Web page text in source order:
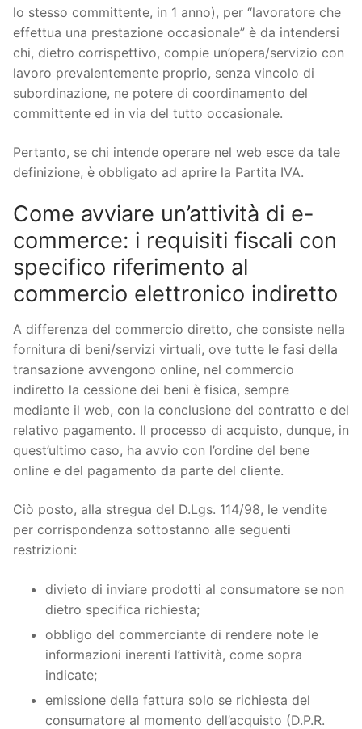
lo stesso committente, in 1 anno), per “lavoratore che
effettua una prestazione occasionale” è da intendersi
chi, dietro corrispettivo, compie un’opera/servizio con
lavoro prevalentemente proprio, senza vincolo di
subordinazione, ne potere di coordinamento del
committente ed in via del tutto occasionale.
Pertanto, se chi intende operare nel web esce da tale
definizione, è obbligato ad aprire la Partita IVA.
Come avviare un’attività di e-
commerce: i requisiti fiscali con
specifico riferimento al
commercio elettronico indiretto
A differenza del commercio diretto, che consiste nella
fornitura di beni/servizi virtuali, ove tutte le fasi della
transazione avvengono online, nel commercio
indiretto la cessione dei beni è fisica, sempre
mediante il web, con la conclusione del contratto e del
relativo pagamento. Il processo di acquisto, dunque, in
quest’ultimo caso, ha avvio con l’ordine del bene
online e del pagamento da parte del cliente.
Ciò posto, alla stregua del D.Lgs. 114/98, le vendite
per corrispondenza sottostanno alle seguenti
restrizioni:
divieto di inviare prodotti al consumatore se non
dietro specifica richiesta;
obbligo del commerciante di rendere note le
informazioni inerenti l’attività, come sopra
indicate;
emissione della fattura solo se richiesta del
consumatore al momento dell’acquisto (D.P.R.